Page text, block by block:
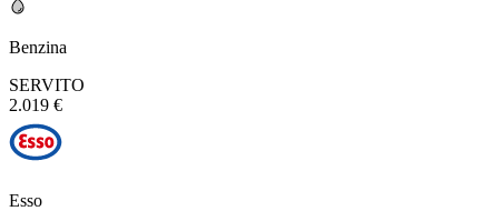
Benzina
SERVITO
2.019 €
Esso